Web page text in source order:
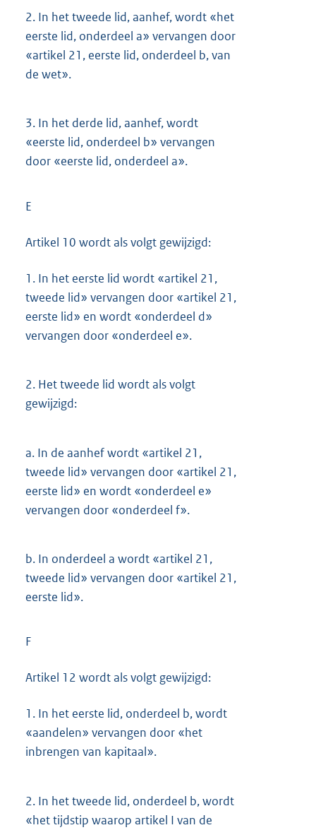
2. In het tweede lid, aanhef, wordt «het
eerste lid, onderdeel a» vervangen door
«artikel 21, eerste lid, onderdeel b, van
de wet».
3. In het derde lid, aanhef, wordt
«eerste lid, onderdeel b» vervangen
door «eerste lid, onderdeel a».
E
Artikel 10 wordt als volgt gewijzigd:
1. In het eerste lid wordt «artikel 21,
tweede lid» vervangen door «artikel 21,
eerste lid» en wordt «onderdeel d»
vervangen door «onderdeel e».
2. Het tweede lid wordt als volgt
gewijzigd:
a. In de aanhef wordt «artikel 21,
tweede lid» vervangen door «artikel 21,
eerste lid» en wordt «onderdeel e»
vervangen door «onderdeel f».
b. In onderdeel a wordt «artikel 21,
tweede lid» vervangen door «artikel 21,
eerste lid».
F
Artikel 12 wordt als volgt gewijzigd:
1. In het eerste lid, onderdeel b, wordt
«aandelen» vervangen door «het
inbrengen van kapitaal».
2. In het tweede lid, onderdeel b, wordt
«het tijdstip waarop artikel I van de